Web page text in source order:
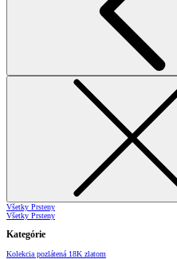
Všetky Prsteny
Všetky Prsteny
Kategórie
Kolekcia pozlátená 18K zlatom